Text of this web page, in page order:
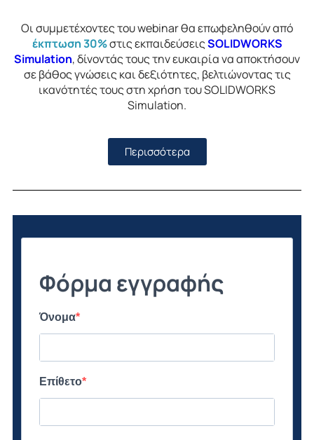
Οι συμμετέχοντες του webinar θα επωφεληθούν από
έκπτωση 30%στις εκπαιδεύσειςSOLIDWORKS
Simulation, δίνοντάς τους την ευκαιρία να αποκτήσουν
σε βάθος γνώσεις και δεξιότητες, βελτιώνοντας τις
ικανότητές τους στη χρήση του SOLIDWORKS
Simulation.
Περισσότερα
Φόρμα εγγραφής
Όνομα
Επίθετο